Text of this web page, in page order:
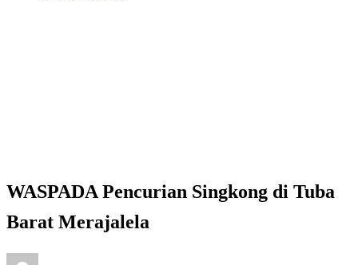
WASPADA Pencurian Singkong di Tuba
Barat Merajalela